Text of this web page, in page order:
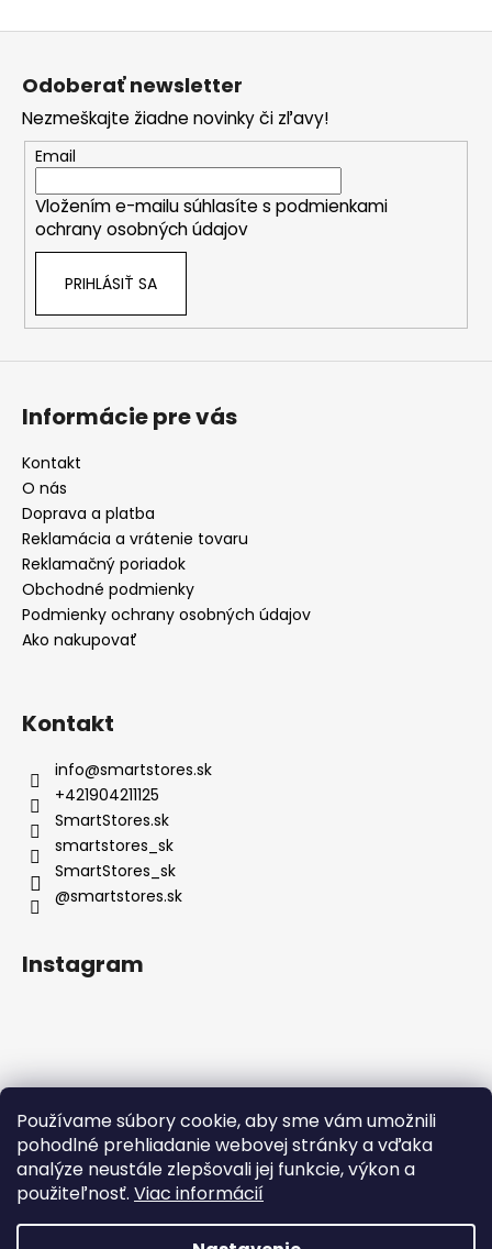
Používame súbory cookie, aby sme vám umožnili
pohodlné prehliadanie webovej stránky a vďaka
analýze neustále zlepšovali jej funkcie, výkon a
použiteľnosť. Viac informácií
Z
Odoberať newsletter
Nezmeškajte žiadne novinky či zľavy!
Email
Vložením e-mailu súhlasíte s podmienkami
ochrany osobných údajov
PRIHLÁSIŤ SA
Informácie pre vás
Kontakt
O nás
Doprava a platba
Reklamácia a vrátenie tovaru
Reklamačný poriadok
Obchodné podmienky
Podmienky ochrany osobných údajov
Ako nakupovať
Kontakt
info@smartstores.sk
+421904211125
SmartStores.sk
smartstores_sk
SmartStores_sk
@smartstores.sk
Instagram
Sledovať na Instagrame